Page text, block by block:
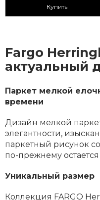
Купить
Fargo
актуальный
Паркет мелкой
времени
Дизайн мелкой
элегантности,
паркетный рисунок
по-прежнему
Уникальный размер
Коллекция FARGO